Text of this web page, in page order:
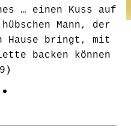
… einen Kuss auf
Mann, der
Hause bringt, mit
backen können